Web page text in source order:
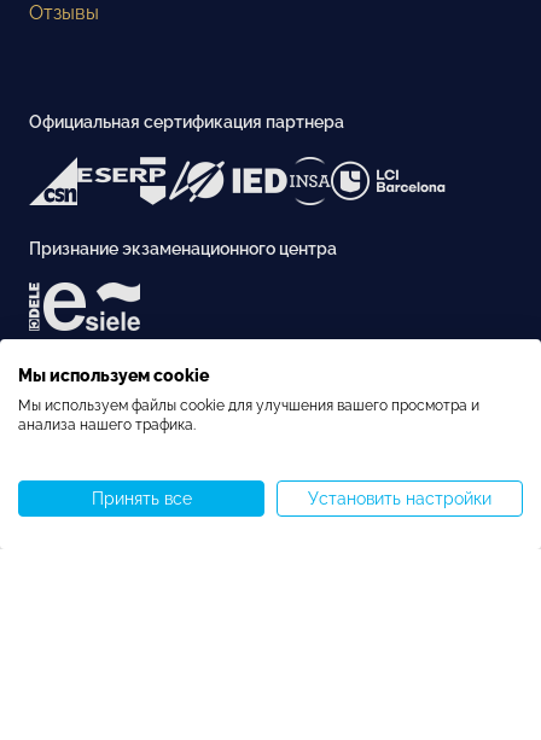
Задать вопрос Позвоните нам WhatsApp Меню
Отзывы
Официальная сертификация партнера
Признание экзаменационного центра
Аккредитация
Мы используем cookie
Мы используем файлы cookie для улучшения вашего просмотра и
анализа нашего трафика.
Принять все Установить настройки